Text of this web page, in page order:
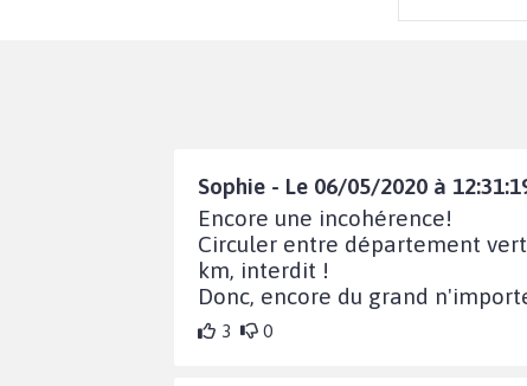
Sophie - Le 06/05/2020 à
Encore une incohérence!
Circuler entre département
km, interdit !
Donc, encore du grand
3 0